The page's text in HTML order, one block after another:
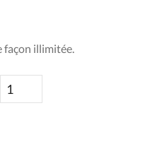
façon illimitée.